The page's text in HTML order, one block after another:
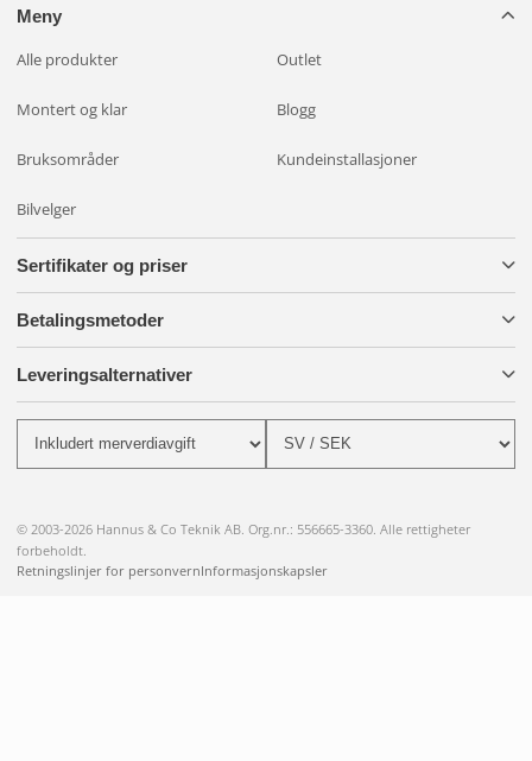
Meny
Alle produkter Outlet
Montert og klar Blogg
Bruksområder Kundeinstallasjoner
Bilvelger
Sertifikater og priser
Betalingsmetoder
Leveringsalternativer
© 2003-2026 Hannus & Co Teknik AB. Org.nr.: 556665-3360. Alle rettigheter
forbeholdt.
Retningslinjer for personvernInformasjonskapsler